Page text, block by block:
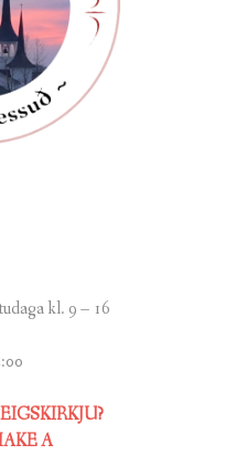
kl. 9 – 16
A